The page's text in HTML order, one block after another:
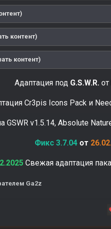
контент)
контент)
Адаптация под G.S.W.R.от
Cr3pis Icons Pack и
GSWR v1.5.14, Absolute
Фикс 3.7.04 от
Свежая адаптация
Ga2z